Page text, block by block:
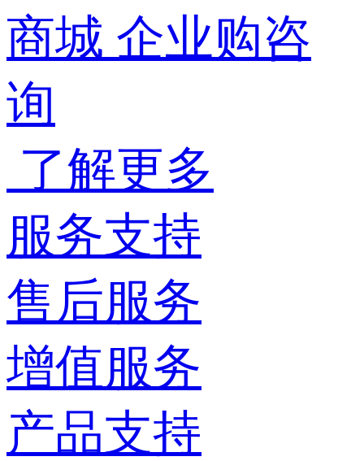
商城 企业购咨
询
了解更多
服务支持
售后服务
增值服务
产品支持